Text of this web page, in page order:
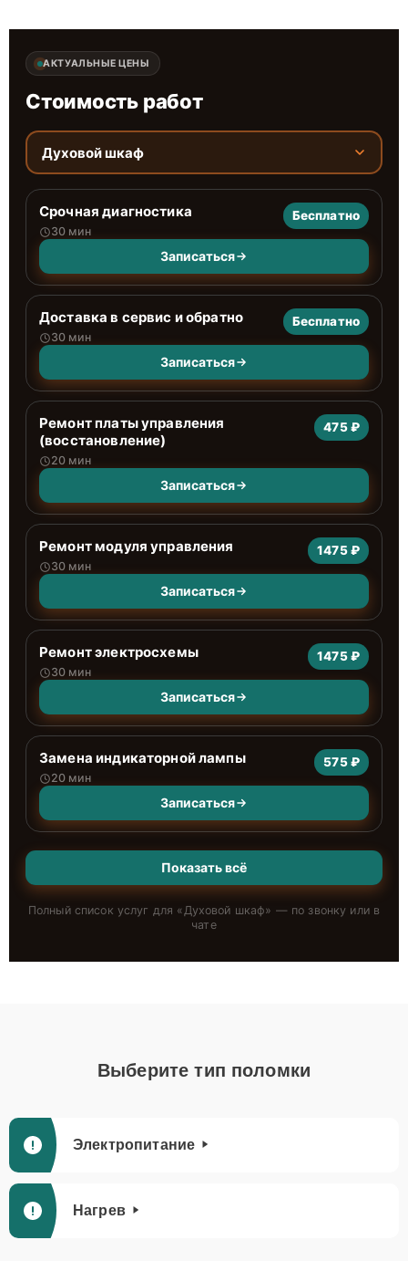
АКТУАЛЬНЫЕ ЦЕНЫ
Стоимость работ
Духовой шкаф
Срочная диагностика
30 мин
Бесплатно
Записаться
Доставка в сервис и обратно
30 мин
Бесплатно
Записаться
Ремонт платы управления
(восстановление)
20 мин
475 ₽
Записаться
Ремонт модуля управления
30 мин
1475 ₽
Записаться
Ремонт электросхемы
30 мин
1475 ₽
Записаться
Замена индикаторной лампы
20 мин
575 ₽
Записаться
Показать всё
Полный список услуг для «Духовой шкаф» — по звонку или в
чате
Выберите тип поломки
Электропитание
Нагрев